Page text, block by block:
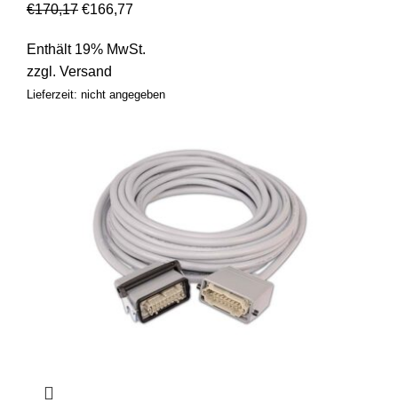
€170,17 €166,77
Enthält 19% MwSt.
zzgl. Versand
Lieferzeit: nicht angegeben